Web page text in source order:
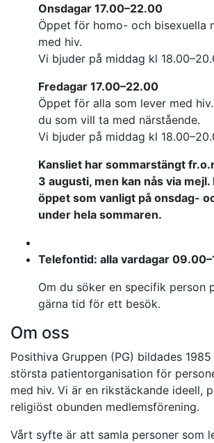
Onsdagar 17.00–22.00
Öppet för homo- och bisexuella
med hiv.
Vi bjuder på middag kl
Fredagar 17.00–22.00
Öppet för alla som lever med
du som vill ta med närstående.
Vi bjuder på middag kl
Kansliet har sommarstängt
3 augusti, men kan nås via mejl.
öppet som vanligt på onsdag-
under hela sommaren.
Telefontid: alla vardagar
Om du söker en specifik person
gärna tid för ett besök.
Om oss
Posithiva Gruppen (PG) bildades
största patientorganisation för
med hiv. Vi är en rikstäckande ideell,
religiöst obunden medlemsförening.
Vårt syfte är att samla personer som